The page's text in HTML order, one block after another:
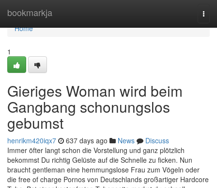
bookmarkja
Home
Home
1
Gieriges Woman wird beim
Gangbang schonungslos
gebumst
henrikm420iqx7 637 days ago News
Discuss
Immer öfter langt schon die Vorstellung und ganz plötzlich
bekommst Du richtig Gelüste auf die Schnelle zu ficken. Nun
braucht gentleman eine hemmungslose Frau zum Vögeln oder
die free of charge Pornos von Deutschlands großartiger Hardcore